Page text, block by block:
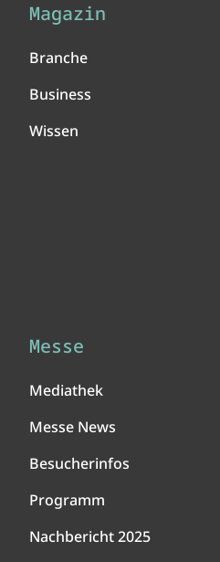
Magazin
Branche
Business
Wissen
Messe
Mediathek
Messe News
Besucherinfos
Programm
Nachbericht 2025